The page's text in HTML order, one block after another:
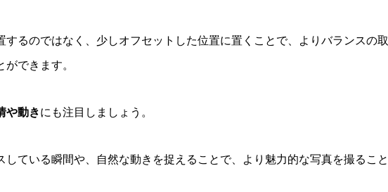
するのではなく、少しオフセットした位置に置くことで、よりバランスの取
できます。
や動きにも注目しましょう。
している瞬間や、自然な動きを捉えることで、より魅力的な写真を撮ること